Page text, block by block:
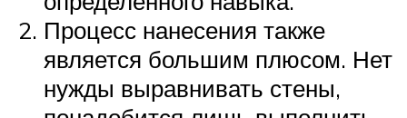
Процесс нанесения также
является большим плюсом. Нет
нужды выравнивать стены,